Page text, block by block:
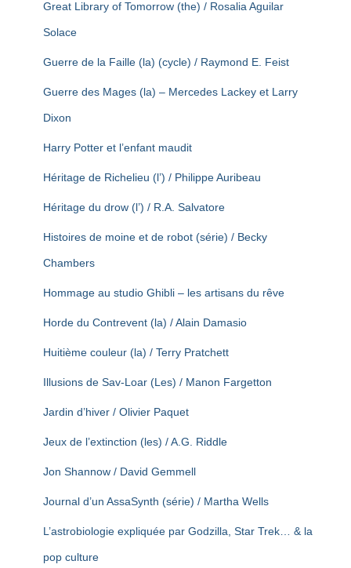
Great Library of Tomorrow (the) / Rosalia Aguilar
Solace
Guerre de la Faille (la) (cycle) / Raymond E. Feist
Guerre des Mages (la) – Mercedes Lackey et Larry
Dixon
Harry Potter et l’enfant maudit
Héritage de Richelieu (l’) / Philippe Auribeau
Héritage du drow (l’) / R.A. Salvatore
Histoires de moine et de robot (série) / Becky
Chambers
Hommage au studio Ghibli – les artisans du rêve
Horde du Contrevent (la) / Alain Damasio
Huitième couleur (la) / Terry Pratchett
Illusions de Sav-Loar (Les) / Manon Fargetton
Jardin d’hiver / Olivier Paquet
Jeux de l’extinction (les) / A.G. Riddle
Jon Shannow / David Gemmell
Journal d’un AssaSynth (série) / Martha Wells
L’astrobiologie expliquée par Godzilla, Star Trek… & la
pop culture